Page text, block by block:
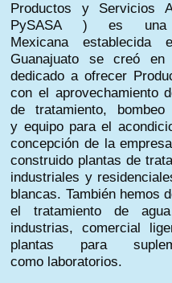
Productos y Servicios
PySASA ) es una
Mexicana
Guanajuato se creó
dedicado a ofrecer
con el aprovechamiento
de tratamiento,
y equipo para el
concepción de la
construido plantas de
industriales y
blancas. También hemos
el tratamiento de
industrias, comercial
plantas para
como laboratorios.